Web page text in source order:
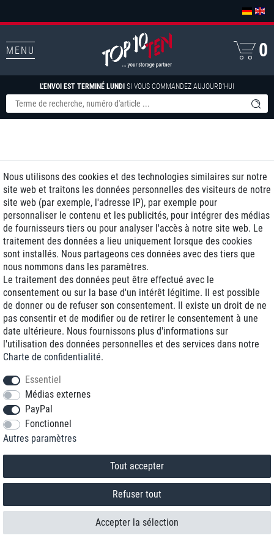
MENU
L'ENVOI EST TERMINÉ LUNDI SI VOUS COMMANDEZ AUJOURD'HUI
0
Rétracter le contrat ici
Nous utilisons des cookies et des technologies similaires sur notre
site web et traitons les données personnelles des visiteurs de notre
site web (par exemple, l'adresse IP), par exemple pour
personnaliser le contenu et les publicités, pour intégrer des médias
de fournisseurs tiers ou pour analyser l'accès à notre site web. Le
traitement des données a lieu uniquement lorsque des cookies
sont installés. Nous partageons ces données avec des tiers que
nous nommons dans les paramètres.
Le traitement des données peut être effectué avec le
consentement ou sur la base d'un intérêt légitime. Il est possible
de donner ou de refuser son consentement. Il existe un droit de ne
pas consentir et de modifier ou de retirer le consentement à une
date ultérieure. Nous fournissons plus d'informations sur
l'utilisation des données personnelles et des services dans notre
Charte de confidentialité.
Essentiel
Médias externes
PayPal
Fonctionnel
Autres paramètres
Tout accepter
Refuser tout
Accepter la sélection